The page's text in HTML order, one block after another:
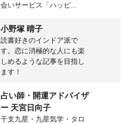
会いサービス「ハッピ...
小野塚 晴子
読書好きのインドア派で
す。恋に消極的な人にも楽
しめるような記事を目指し
ます！
占い師・開運アドバイザ
ー 天宮日向子
干支九星・九星気学・タロ